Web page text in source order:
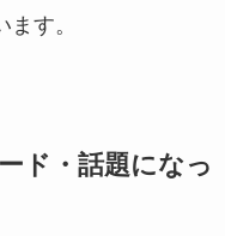
す。
ド・話題になっ